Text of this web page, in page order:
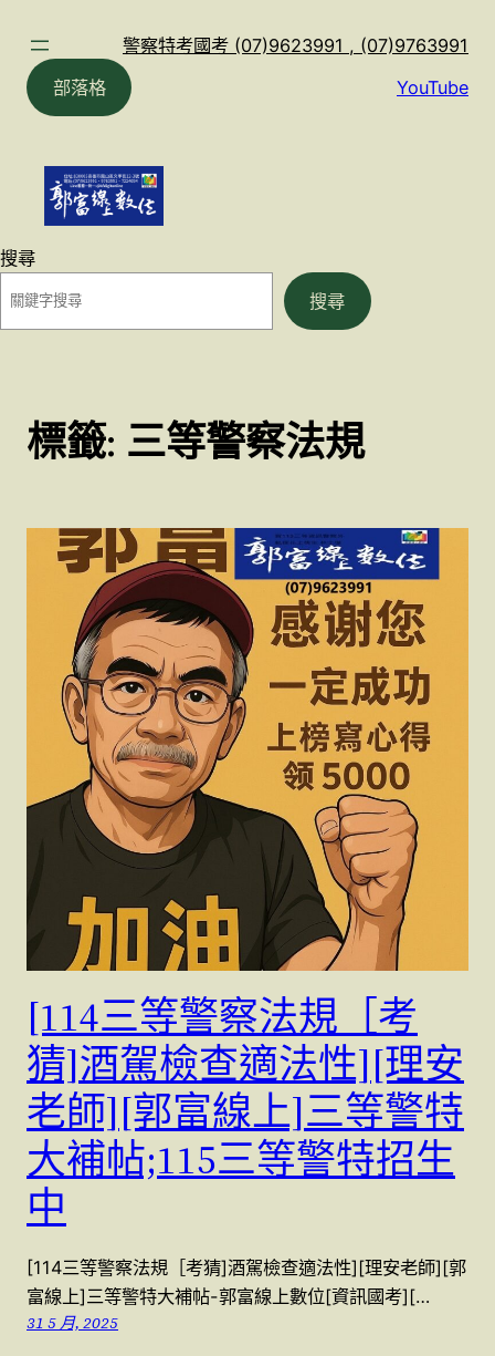
警察特考國考 (07)9623991 , (07)9763991
部落格
YouTube
搜尋
搜尋
標籤: 三等警察法規
[114三等警察法規［考
猜]酒駕檢查適法性][理安
老師][郭富線上]三等警特
大補帖;115三等警特招生
中
[114三等警察法規［考猜]酒駕檢查適法性][理安老師][郭
富線上]三等警特大補帖-郭富線上數位[資訊國考][…
31 5 月, 2025